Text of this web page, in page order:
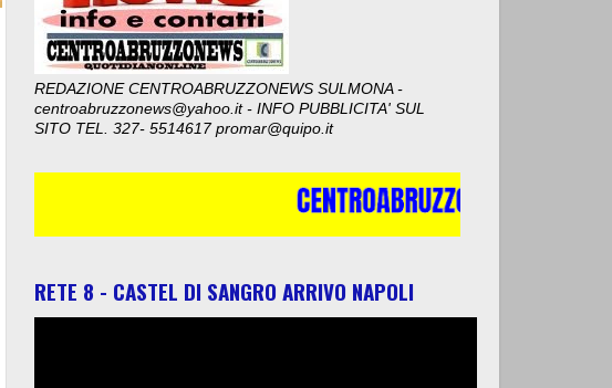
REDAZIONE CENTROABRUZZONEWS SULMONA -
centroabruzzonews@yahoo.it - INFO PUBBLICITA' SUL
SITO TEL. 327- 5514617 promar@quipo.it
RETE 8 - CASTEL DI SANGRO ARRIVO NAPOLI